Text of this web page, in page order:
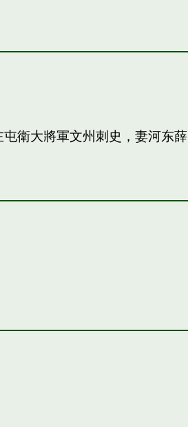
衛大將軍文州刺史，妻河东